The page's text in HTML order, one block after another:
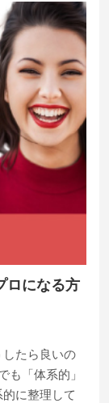
ロになる方
たら良いの
も「体系的」
に整理して